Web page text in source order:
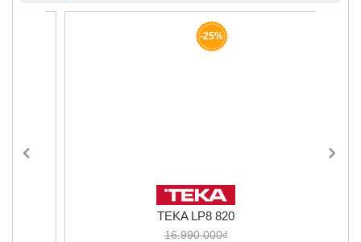
TEKA LP8 820
16.990.000₫